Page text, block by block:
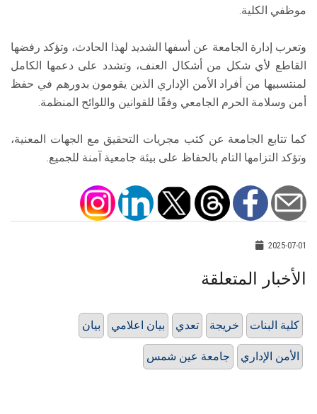
موظفي الكلية.
وتعرب إدارة الجامعة عن أسفها الشديد لهذا الحادث، وتؤكد رفضها
القاطع لأي شكل من أشكال العنف، وتشدد على دعمها الكامل
لمنتسبيها من أفراد الأمن الإداري الذين يقومون بدورهم في حفظ
أمن وسلامة الحرم الجامعي وفقًا للقوانين واللوائح المنظمة.
كما تتابع الجامعة عن كثب مجريات التحقيق مع الجهات المعنية،
وتؤكد التزامها التام بالحفاظ على بيئة جامعية آمنة للجميع.
2025-07-01
الأخبار المتعلقة
بيان بيان اعلامي تعدي خريجة كلية البنات
جامعة عين شمس الأمن الإداري